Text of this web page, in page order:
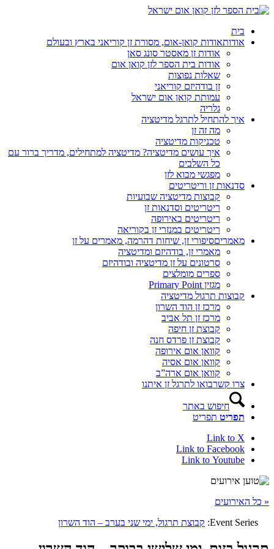
בית
אודותאודות קואן-אום, מסורת זן קוריאני בארץ ובעולם
אודות זן מאסטר סונג סאן
אודות בית הספר לזן קואן אום
שאלות נפוצות
זן בודהיזם קוריאני
עמותת קואן אום ישראל
גלריה
איך להתחיל לתרגל מדיטציה
מה זה זן
טכניקות מדיטציה
איך עושים מדיטציה? מדיטציה למתחילים, מדריך ברור עם
כל השלבים
מפגשי מבוא לזן
סדנאות זן וריטריטים
קבוצות מדיטציה שבועיות
ריטריטים וסדנאות זן
ריטריטים באירופה
ריטריטים במנזרי זן בקוריאה
מאמריםסיפורי זן, שיחות דהרמה, מאמרים על זן
מאמרי זן, בודהיזם ומדיטציה
סרטונים על זן מדיטציה ובודהיזם
ספרים מומלצים
מגזין Primary Point
קבוצות תרגול מדיטציה
מרכז זן הוד השרון
מרכז זן תל אביב
קבוצת זן חיפה
קבוצת זן פרדס חנה
קוואן אום אירופה
קוואן אום אסיה
קוואן אום ארה”ב
צרו קשרבואו לתרגל זן איתנו
חיפוש באתר
תפריט תפריט
Link to X
Link to Facebook
Link to Youtube
« כל האירועים
Event Series: קבוצת תרגול, ימי שני בערב – הוד השרון